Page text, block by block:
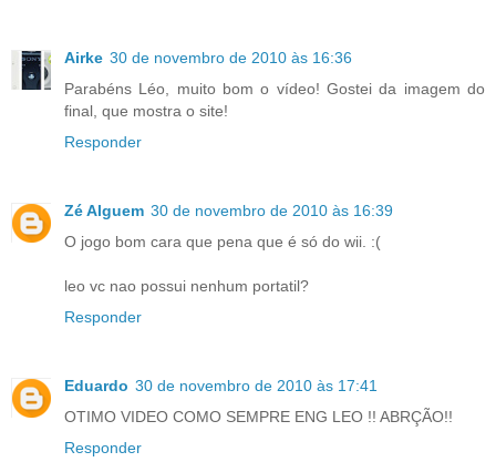
Airke 30 de novembro de 2010 às 16:36
Parabéns Léo, muito bom o vídeo! Gostei da imagem do
final, que mostra o site!
Responder
Zé Alguem 30 de novembro de 2010 às 16:39
O jogo bom cara que pena que é só do wii. :(
leo vc nao possui nenhum portatil?
Responder
Eduardo 30 de novembro de 2010 às 17:41
OTIMO VIDEO COMO SEMPRE ENG LEO !! ABRÇÃO!!
Responder